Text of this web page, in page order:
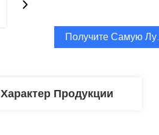
Получите Самую
Характер Продукции